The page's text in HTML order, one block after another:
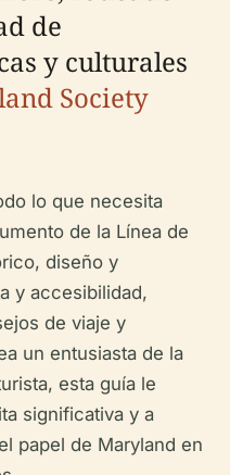
de
y culturales
Society
lo que necesita
de la Línea de
diseño y
y accesibilidad,
de viaje y
un entusiasta de la
esta guía le
significativa y a
papel de Maryland en